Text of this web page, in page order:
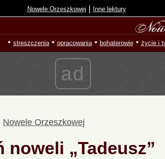
Nowele Orzeszkowej | Inne lektury
• streszczenia• opracowania• bohaterowie• życie i
ad
Nowele Orzeszkowej
noweli „Tadeusz”